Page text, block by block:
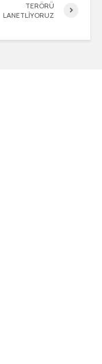
TERÖRÜ
LANETLİYORUZ